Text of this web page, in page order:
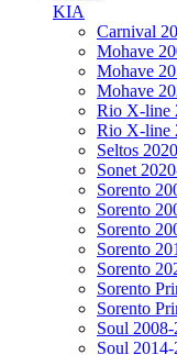
KIA
Carnival
Mohave
Mohave
Mohave
Rio X-line
Rio X-line
Seltos
Sonet
Sorento
Sorento
Sorento
Sorento
Sorento
Sorento
Sorento
Soul
Soul